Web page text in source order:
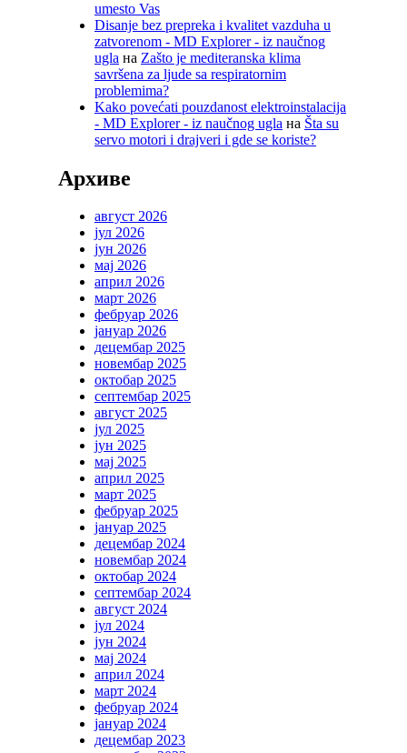
umesto Vas
Disanje bez prepreka i kvalitet vazduha u
zatvorenom - MD Explorer - iz naučnog
ugla на Zašto je mediteranska klima
savršena za ljude sa respiratornim
problemima?
Kako povećati pouzdanost elektroinstalacija
- MD Explorer - iz naučnog ugla на Šta su
servo motori i drajveri i gde se koriste?
Архиве
август 2026
јул 2026
јун 2026
мај 2026
април 2026
март 2026
фебруар 2026
јануар 2026
децембар 2025
новембар 2025
октобар 2025
септембар 2025
август 2025
јул 2025
јун 2025
мај 2025
април 2025
март 2025
фебруар 2025
јануар 2025
децембар 2024
новембар 2024
октобар 2024
септембар 2024
август 2024
јул 2024
јун 2024
мај 2024
април 2024
март 2024
фебруар 2024
јануар 2024
децембар 2023